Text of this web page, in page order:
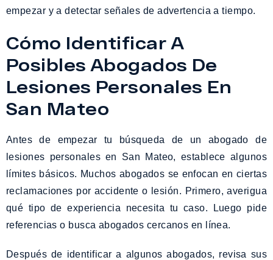
empezar y a detectar señales de advertencia a tiempo.
Cómo Identificar A
Posibles Abogados De
Lesiones Personales En
San Mateo
Antes de empezar tu búsqueda de un abogado de
lesiones personales en San Mateo, establece algunos
límites básicos. Muchos abogados se enfocan en ciertas
reclamaciones por accidente o lesión. Primero, averigua
qué tipo de experiencia necesita tu caso. Luego pide
referencias o busca abogados cercanos en línea.
Después de identificar a algunos abogados, revisa sus